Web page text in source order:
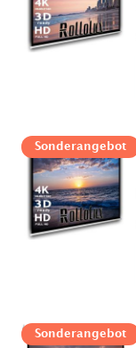
Sonderangebot
Sonderangebot